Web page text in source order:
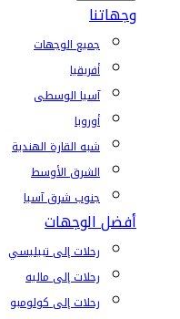
وجهاتنا
جميع الوجهات
أفريقيا
آسيا الوسطى
أوروبا
شبه القارة الهندية
الشرق الأوسط
جنوب شرق آسيا
أفضل الوجهات
رحلات إلى تبيليسي
رحلات إلى ماليه
رحلات إلى كولومبو